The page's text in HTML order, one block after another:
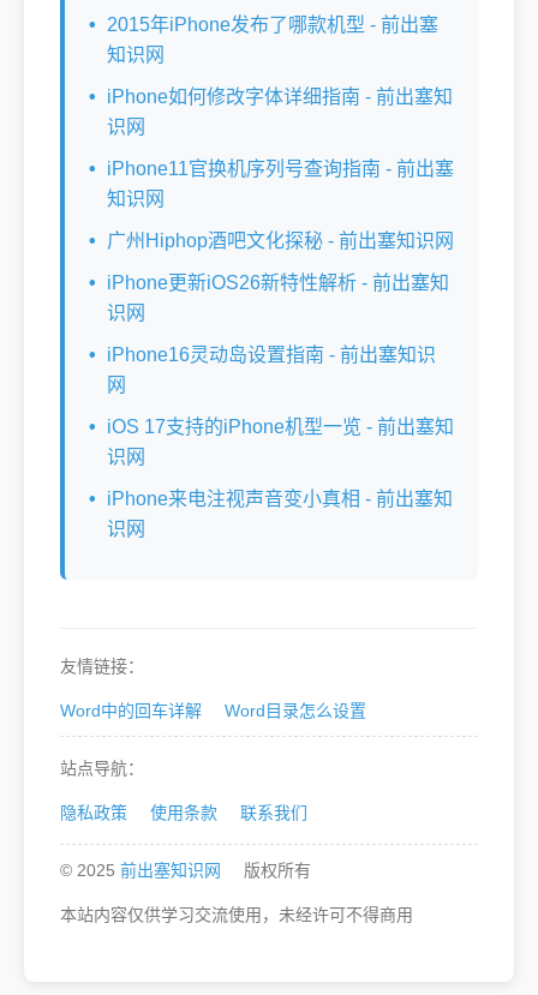
2015年iPhone发布了哪款机型 - 前出塞
知识网
iPhone如何修改字体详细指南 - 前出塞知
识网
iPhone11官换机序列号查询指南 - 前出塞
知识网
广州Hiphop酒吧文化探秘 - 前出塞知识网
iPhone更新iOS26新特性解析 - 前出塞知
识网
iPhone16灵动岛设置指南 - 前出塞知识
网
iOS 17支持的iPhone机型一览 - 前出塞知
识网
iPhone来电注视声音变小真相 - 前出塞知
识网
友情链接：
Word中的回车详解 Word目录怎么设置
站点导航：
隐私政策 使用条款 联系我们
© 2025 前出塞知识网 版权所有
本站内容仅供学习交流使用，未经许可不得商用